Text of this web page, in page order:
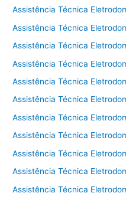
e
e
c
a
o
t
Assistência Técnica
Assistência Técnica
Assistência Técnica
Assistência Técnica
Assistência Técnica
Assistência Técnica
Assistência Técnica
Assistência Técnica
Assistência Técnica
Assistência Técnica
Assistência Técnica